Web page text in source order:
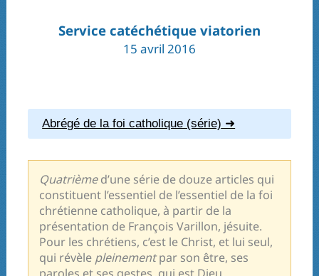
Service catéchétique viatorien
15 avril 2016
Abrégé de la foi catholique (série)
Quatrièmed’une série de douze articles qui
constituent l’essentiel de l’essentiel de la foi
chrétienne catholique, à partir de la
présentation de François Varillon, jésuite.
Pour les chrétiens, c’est le Christ, et lui seul,
qui révèle pleinementpar son être, ses